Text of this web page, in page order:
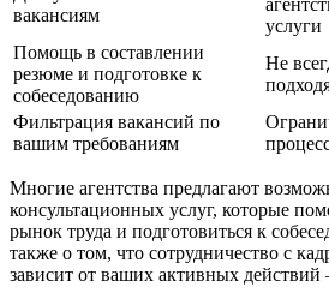
вакансиям
услуги
Помощь в составлении
резюме и подготовке к
собеседованию
Не
Фильтрация вакансий по
вашим требованиям
Многие агентства предлагают
консультационных услуг, которые
рынок труда и подготовиться к
также о том, что сотрудничество с
зависит от ваших активных